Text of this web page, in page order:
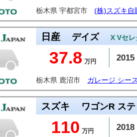
栃木県 宇都宮市 (株)スズキ自
日産 デイズ X Vセ
37.8 万円 2015
栃木県 鹿沼市 ガレージ シー
スズキ ワゴンR ス
110 万円 2018